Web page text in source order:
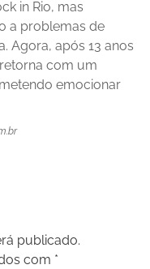
in Rio, mas
a problemas de
Agora, após 13 anos
com um
emocionar
publicado.
com *